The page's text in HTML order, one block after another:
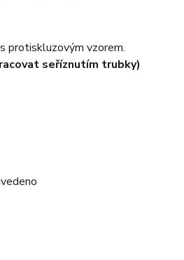
protiskluzovým vzorem.
seříznutím trubky)